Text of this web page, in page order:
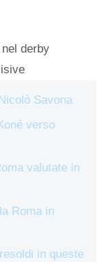
derby
Savona
verso
valutate in
Roma in
in queste